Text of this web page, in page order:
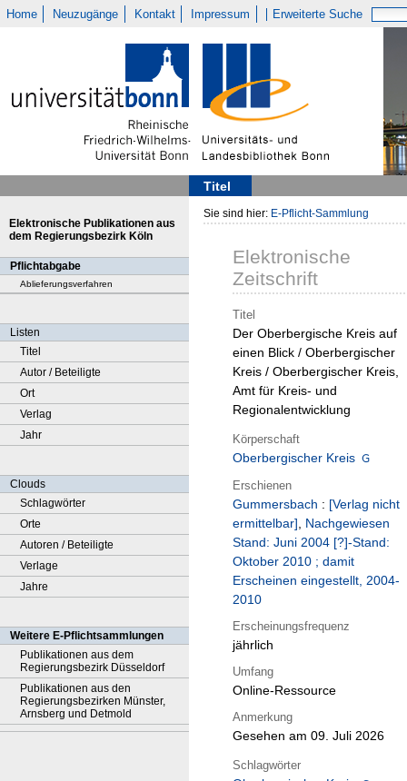
Home Neuzugänge Kontakt Impressum Erweiterte Suche
Titel
Elektronische Publikationen aus
dem Regierungsbezirk Köln
Pflichtabgabe
Ablieferungsverfahren
Listen
Titel
Autor / Beteiligte
Ort
Verlag
Jahr
Clouds
Schlagwörter
Orte
Autoren / Beteiligte
Verlage
Jahre
Weitere E-Pflichtsammlungen
Publikationen aus dem
Regierungsbezirk Düsseldorf
Publikationen aus den
Regierungsbezirken Münster,
Arnsberg und Detmold
Sie sind hier: E-Pflicht-Sammlung
Elektronische
Zeitschrift
Titel
Der Oberbergische Kreis auf
einen Blick / Oberbergischer
Kreis / Oberbergischer Kreis,
Amt für Kreis- und
Regionalentwicklung
Körperschaft
Oberbergischer Kreis
Erschienen
Gummersbach : [Verlag nicht
ermittelbar], Nachgewiesen
Stand: Juni 2004 [?]-Stand:
Oktober 2010 ; damit
Erscheinen eingestellt, 2004-
2010
Erscheinungsfrequenz
jährlich
Umfang
Online-Ressource
Anmerkung
Gesehen am 09. Juli 2026
Schlagwörter